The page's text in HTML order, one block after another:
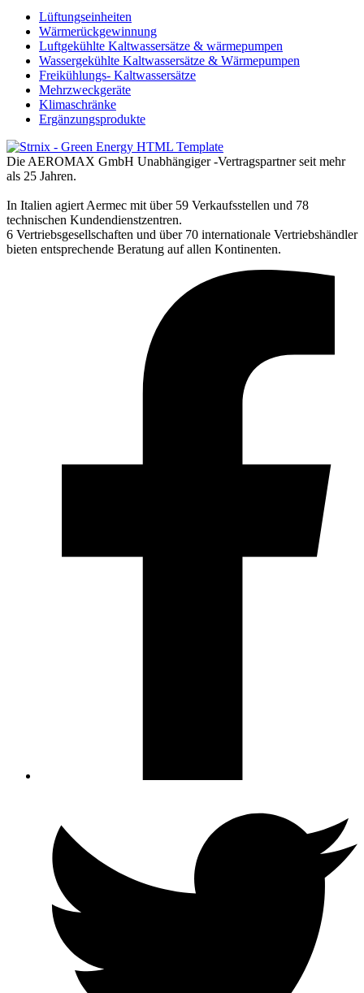
Lüftungseinheiten
Wärmerückgewinnung
Luftgekühlte Kaltwassersätze & wärmepumpen
Wassergekühlte Kaltwassersätze & Wärmepumpen
Freikühlungs- Kaltwassersätze
Mehrzweckgeräte
Klimaschränke
Ergänzungsprodukte
Die AEROMAX GmbH Unabhängiger -Vertragspartner seit mehr
als 25 Jahren.
In Italien agiert Aermec mit über 59 Verkaufsstellen und 78
technischen Kundendienstzentren.
6 Vertriebsgesellschaften und über 70 internationale Vertriebshändler
bieten entsprechende Beratung auf allen Kontinenten.